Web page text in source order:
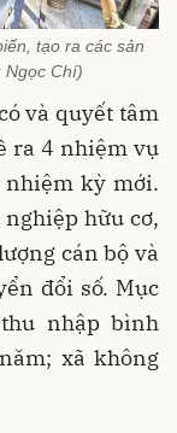
tạo ra các sản
Ngọc Chí)
và quyết tâm
ra 4 nhiệm vụ
nhiệm kỳ mới.
hữu cơ,
cán bộ và
đổi số. Mục
nhập bình
xã không